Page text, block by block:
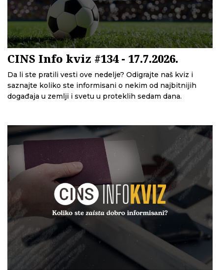
CINS Info kviz #134 - 17.7.2026.
Da li ste pratili vesti ove nedelje? Odigrajte naš kviz i
saznajte koliko ste informisani o nekim od najbitnijih
događaja u zemlji i svetu u proteklih sedam dana.